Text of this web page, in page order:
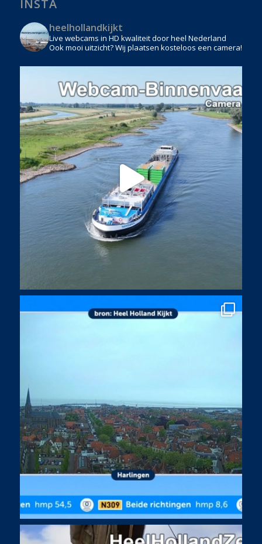
INSTA
heelhollandkijkt
Live webcams in HD kwaliteit door heel Nederland
Ook mooi uitzicht? Wij plaatsen kosteloos een camera!